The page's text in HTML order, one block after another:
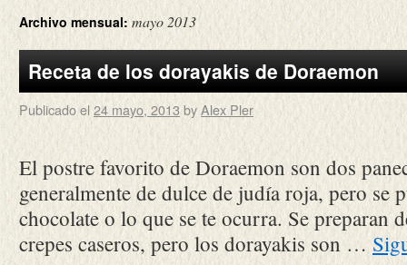
Archivo mensual:mayo 2013
Receta de los dorayakis de Doraemon
Publicado el24 mayo, 2013 byAlex Pler
El postre favorito de Doraemon son dos
generalmente de dulce de judía roja, pero se
chocolate o lo que se te ocurra. Se preparan
crepes caseros, pero los dorayakis son …